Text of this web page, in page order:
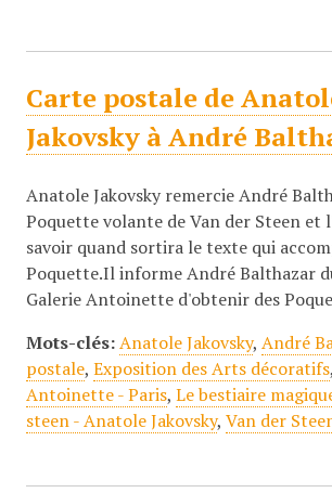
Carte postale de
Jakovsky à André
Anatole Jakovsky remercie André
Poquette volante de Van der Steen
savoir quand sortira le texte qui
Poquette.Il informe André Balthazar
Galerie Antoinette d'obtenir des
Mots-clés: Anatole Jakovsky, André
postale, Exposition des Arts décoratifs,
Antoinette - Paris, Le bestiaire
steen - Anatole Jakovsky, Van der